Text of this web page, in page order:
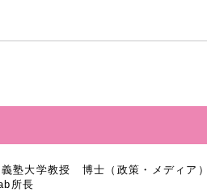
義塾大学教授 博士（政策・メディア）
所長